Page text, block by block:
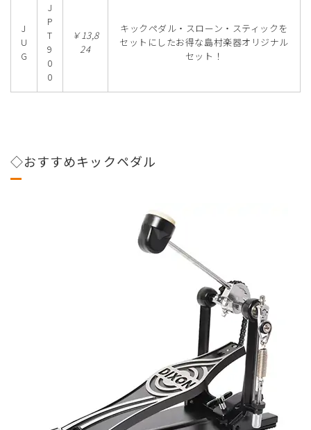
J
U
G
J
P
T
9
0
0
￥13,8
24
キックペダル・スローン・スティックを
セットにしたお得な島村楽器オリジナル
セット！
◇おすすめキックペダル